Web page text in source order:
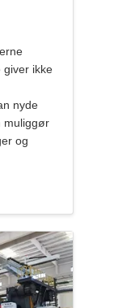
giver ikke
nyde
muliggør
og